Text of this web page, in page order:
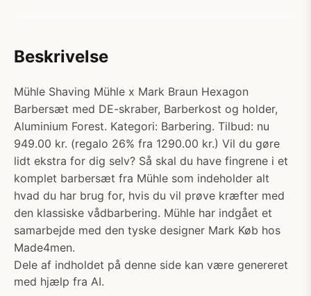
Beskrivelse
Mühle Shaving Mühle x Mark Braun Hexagon
Barbersæt med DE-skraber, Barberkost og holder,
Aluminium Forest. Kategori: Barbering. Tilbud: nu
949.00 kr. (regalo 26% fra 1290.00 kr.) Vil du gøre
lidt ekstra for dig selv? Så skal du have fingrene i et
komplet barbersæt fra Mühle som indeholder alt
hvad du har brug for, hvis du vil prøve kræfter med
den klassiske vådbarbering. Mühle har indgået et
samarbejde med den tyske designer Mark Køb hos
Made4men.
Dele af indholdet på denne side kan være genereret
med hjælp fra AI.